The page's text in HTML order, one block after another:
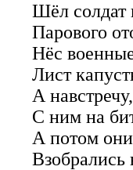
Шёл солдат
Парового
Нёс
Лист
А
С ним на
А потом
Взобрались